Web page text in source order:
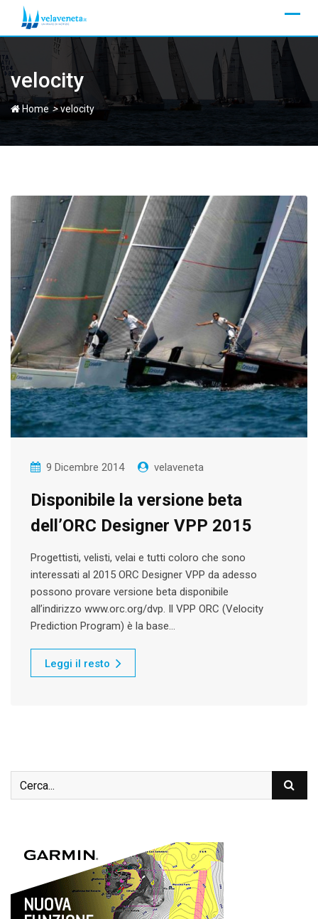
velocity
Home >velocity
9 Dicembre 2014 velaveneta
Disponibile la versione beta
dell’ORC Designer VPP 2015
Progettisti, velisti, velai e tutti coloro che sono
interessati al 2015 ORC Designer VPP da adesso
possono provare versione beta disponibile
all’indirizzo www.orc.org/dvp. Il VPP ORC (Velocity
Prediction Program) è la base…
Leggi il resto